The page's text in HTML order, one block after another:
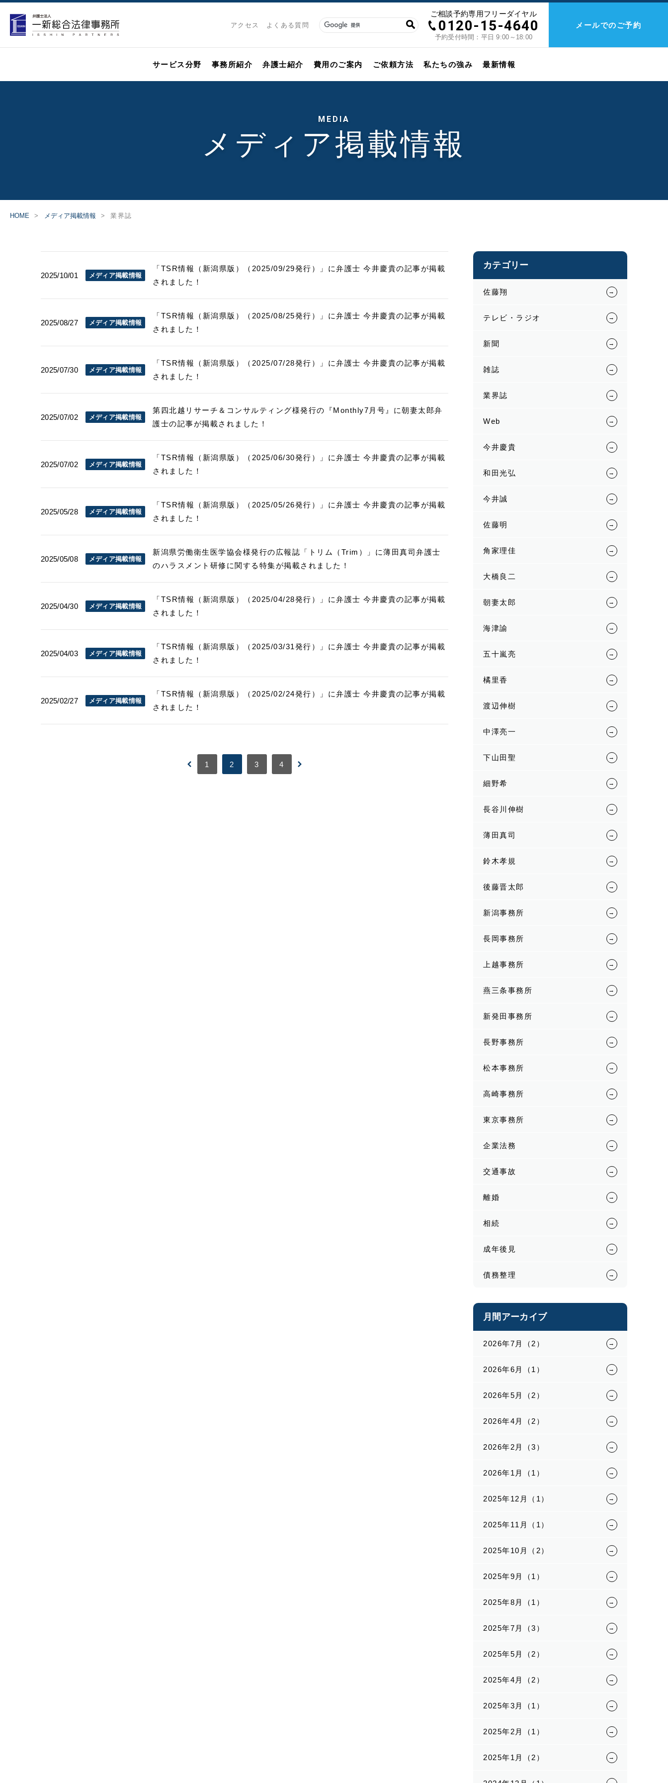
アクセス よくある質問
ご相談予約専用フリーダイヤル
0120-15-4640
予約受付時間：平日 9:00～18:00
メールでのご予約
サービス分野 事務所紹介 弁護士紹介 費用のご案内 ご依頼方法 私たちの強み 最新情報
MEDIA
メディア掲載情報
HOME メディア掲載情報 業界誌
2025/10/01 メディア掲載情報
「TSR情報（新潟県版）（2025/09/29発行）」に弁護士 今井慶貴の記事が掲載
されました！
2025/08/27 メディア掲載情報
「TSR情報（新潟県版）（2025/08/25発行）」に弁護士 今井慶貴の記事が掲載
されました！
2025/07/30 メディア掲載情報
「TSR情報（新潟県版）（2025/07/28発行）」に弁護士 今井慶貴の記事が掲載
されました！
2025/07/02 メディア掲載情報
第四北越リサーチ＆コンサルティング様発行の『Monthly7月号』に朝妻太郎弁
護士の記事が掲載されました！
2025/07/02 メディア掲載情報
「TSR情報（新潟県版）（2025/06/30発行）」に弁護士 今井慶貴の記事が掲載
されました！
2025/05/28 メディア掲載情報
「TSR情報（新潟県版）（2025/05/26発行）」に弁護士 今井慶貴の記事が掲載
されました！
2025/05/08 メディア掲載情報
新潟県労働衛生医学協会様発行の広報誌「トリム（Trim）」に薄田真司弁護士
のハラスメント研修に関する特集が掲載されました！
2025/04/30 メディア掲載情報
「TSR情報（新潟県版）（2025/04/28発行）」に弁護士 今井慶貴の記事が掲載
されました！
2025/04/03 メディア掲載情報
「TSR情報（新潟県版）（2025/03/31発行）」に弁護士 今井慶貴の記事が掲載
されました！
2025/02/27 メディア掲載情報
「TSR情報（新潟県版）（2025/02/24発行）」に弁護士 今井慶貴の記事が掲載
されました！
1 2 3 4
カテゴリー
佐藤翔
テレビ・ラジオ
新聞
雑誌
業界誌
Web
今井慶貴
和田光弘
今井誠
佐藤明
角家理佳
大橋良二
朝妻太郎
海津諭
五十嵐亮
橘里香
渡辺伸樹
中澤亮一
下山田聖
細野希
長谷川伸樹
薄田真司
鈴木孝規
後藤晋太郎
新潟事務所
長岡事務所
上越事務所
燕三条事務所
新発田事務所
長野事務所
松本事務所
高崎事務所
東京事務所
企業法務
交通事故
離婚
相続
成年後見
債務整理
月間アーカイブ
2026年7月（2）
2026年6月（1）
2026年5月（2）
2026年4月（2）
2026年2月（3）
2026年1月（1）
2025年12月（1）
2025年11月（1）
2025年10月（2）
2025年9月（1）
2025年8月（1）
2025年7月（3）
2025年5月（2）
2025年4月（2）
2025年3月（1）
2025年2月（1）
2025年1月（2）